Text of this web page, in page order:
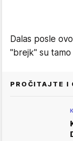
Dalas posle
"brejk" su
PROČITAJTE I